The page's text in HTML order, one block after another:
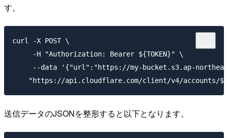
す。
curl -X POST \
     -H "Authorization: Bearer ${TOKEN}" \
--data '{"url":"https://my-bucket.s3.ap-
送信データのJSONを整形すると以下となります。